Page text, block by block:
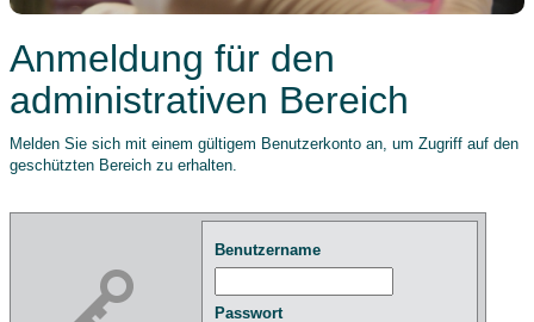
Anmeldung für den
administrativen Bereich
Melden Sie sich mit einem gültigem Benutzerkonto an, um Zugriff auf den
geschützten Bereich zu erhalten.
Benutzername
Passwort